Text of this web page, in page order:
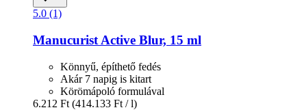
5.0 (1)
Manucurist Active Blur, 15 ml
Könnyű, építhető fedés
Akár 7 napig is kitart
Körömápoló formulával
6.212 Ft (414.133 Ft / l)